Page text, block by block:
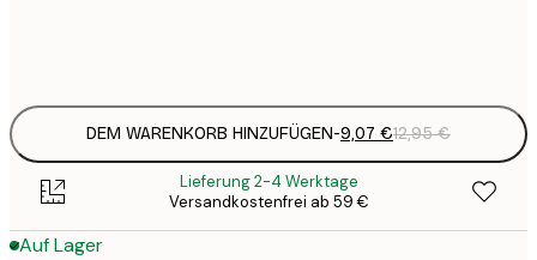
DEM WARENKORB HINZUFÜGEN-9,07 €12,95 €
Lieferung 2-4 Werktage
Versandkostenfrei ab 59 €
Auf Lager